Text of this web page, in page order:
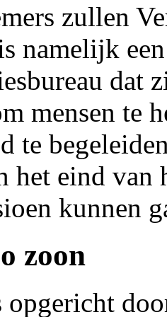
zullen
namelijk
dat
mensen te
te
het eind van
kunnen
zoon